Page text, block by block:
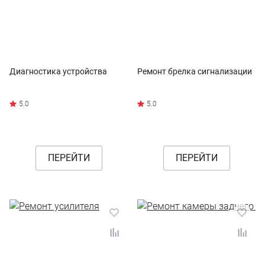
Диагностика устройства
ПЕРЕЙТИ
Ремонт брелка сигнализации
ПЕРЕЙТИ